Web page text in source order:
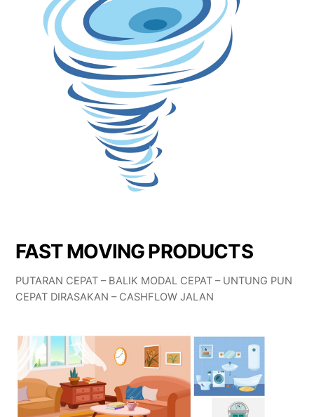
FAST MOVING PRODUCTS
PUTARAN CEPAT – BALIK MODAL CEPAT – UNTUNG PUN
CEPAT DIRASAKAN – CASHFLOW JALAN